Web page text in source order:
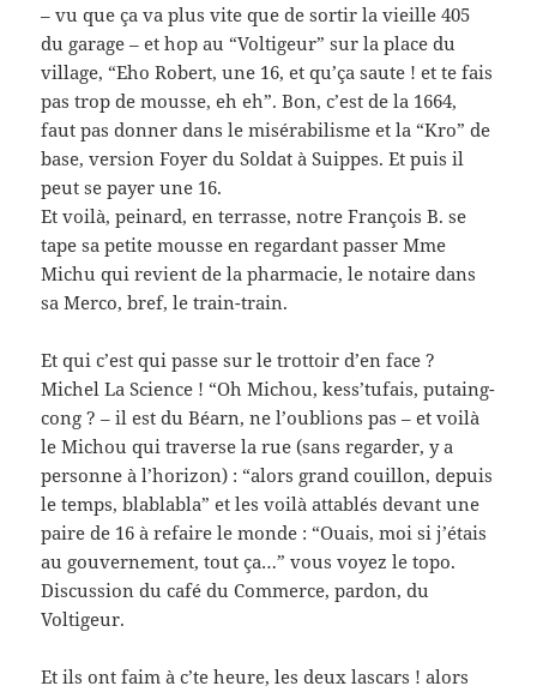
– vu que ça va plus vite que de sortir la vieille 405
du garage – et hop au “Voltigeur” sur la place du
village, “Eho Robert, une 16, et qu’ça saute ! et te fais
pas trop de mousse, eh eh”. Bon, c’est de la 1664,
faut pas donner dans le misérabilisme et la “Kro” de
base, version Foyer du Soldat à Suippes. Et puis il
peut se payer une 16.
Et voilà, peinard, en terrasse, notre François B. se
tape sa petite mousse en regardant passer Mme
Michu qui revient de la pharmacie, le notaire dans
sa Merco, bref, le train-train.
Et qui c’est qui passe sur le trottoir d’en face ?
Michel La Science ! “Oh Michou, kess’tufais, putaing-
cong ? – il est du Béarn, ne l’oublions pas – et voilà
le Michou qui traverse la rue (sans regarder, y a
personne à l’horizon) : “alors grand couillon, depuis
le temps, blablabla” et les voilà attablés devant une
paire de 16 à refaire le monde : “Ouais, moi si j’étais
au gouvernement, tout ça…” vous voyez le topo.
Discussion du café du Commerce, pardon, du
Voltigeur.
Et ils ont faim à c’te heure, les deux lascars ! alors